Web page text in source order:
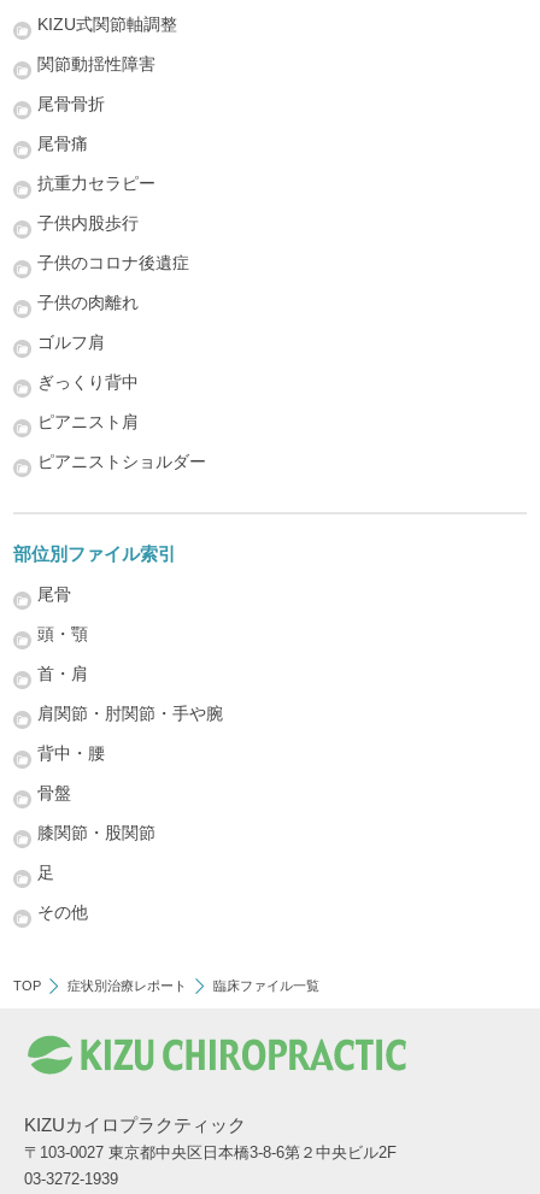
KIZU式関節軸調整
関節動揺性障害
尾骨骨折
尾骨痛
抗重力セラピー
子供内股歩行
子供のコロナ後遺症
子供の肉離れ
ゴルフ肩
ぎっくり背中
ピアニスト肩
ピアニストショルダー
部位別ファイル索引
尾骨
頭・顎
首・肩
肩関節・肘関節・手や腕
背中・腰
骨盤
膝関節・股関節
足
その他
TOP 症状別治療レポート 臨床ファイル一覧
KIZUカイロプラクティック
〒103-0027 東京都中央区日本橋3-8-6第２中央ビル2F
03-3272-1939